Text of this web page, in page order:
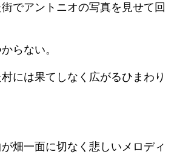
でアントニオの写真を見せて回
らない。
には果てしなく広がるひまわり
畑一面に切なく悲しいメロディ